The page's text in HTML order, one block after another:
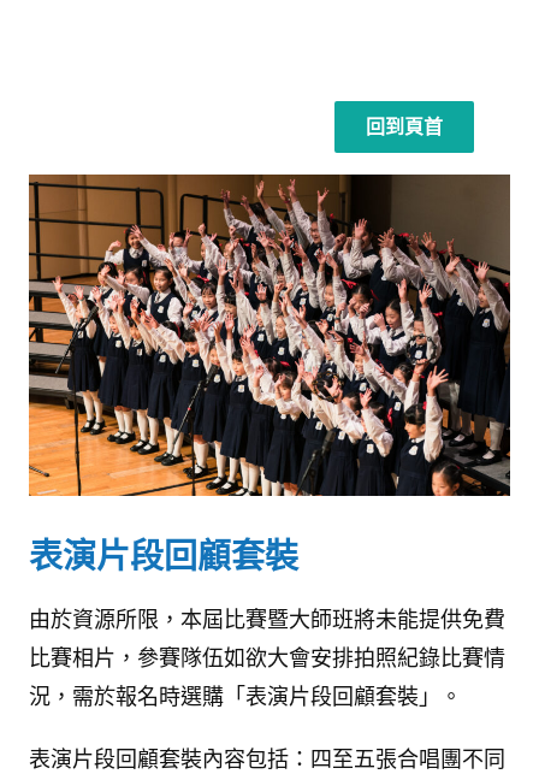
表演片段回顧套裝
由於資源所限，本屆比賽暨大師班將未能提供免費
比賽相片，參賽隊伍如欲大會安排拍照紀錄比賽情
況，需於報名時選購「表演片段回顧套裝」。
表演片段回顧套裝內容包括：四至五張合唱團不同
回到頁首